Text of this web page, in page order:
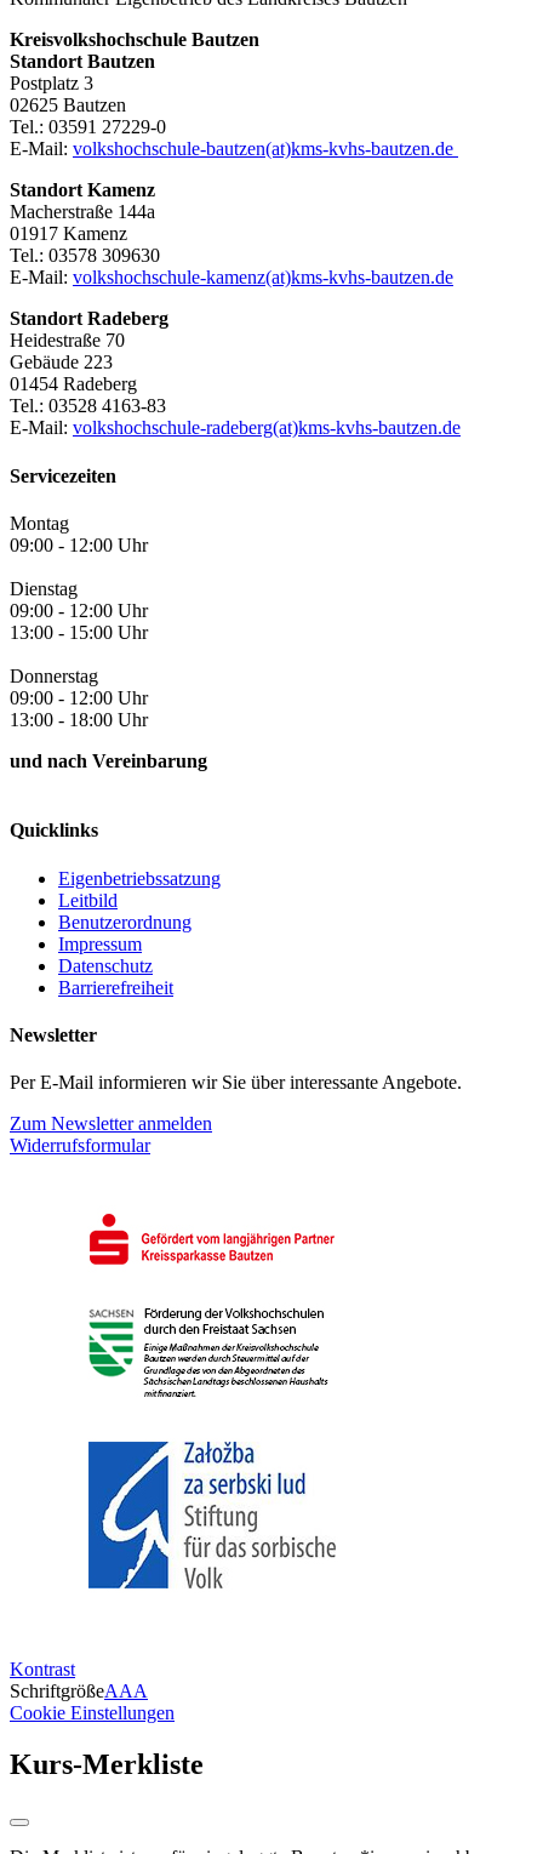
Kreisvolkshochschule Bautzen
Standort Bautzen
Postplatz 3
02625 Bautzen
Tel.: 03591 27229-0
E-Mail: volkshochschule-bautzen(at)kms-kvhs-bautzen.de
Standort Kamenz
Macherstraße 144a
01917 Kamenz
Tel.: 03578 309630
E-Mail: volkshochschule-kamenz(at)kms-kvhs-bautzen.de
Standort Radeberg
Heidestraße 70
Gebäude 223
01454 Radeberg
Tel.: 03528 4163-83
E-Mail: volkshochschule-radeberg(at)kms-kvhs-bautzen.de
Servicezeiten
Montag
09:00 - 12:00 Uhr
Dienstag
09:00 - 12:00 Uhr
13:00 - 15:00 Uhr
Donnerstag
09:00 - 12:00 Uhr
13:00 - 18:00 Uhr
und nach Vereinbarung
Quicklinks
Eigenbetriebssatzung
Leitbild
Benutzerordnung
Impressum
Datenschutz
Barrierefreiheit
Newsletter
Per E-Mail informieren wir Sie über interessante Angebote.
Zum Newsletter anmelden
Widerrufsformular
Kontrast
SchriftgrößeAAA
Cookie Einstellungen
Kurs-Merkliste